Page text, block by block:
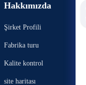
Hakkımızda
Şirket Profili
Fabrika turu
Kalite kontrol
site haritası